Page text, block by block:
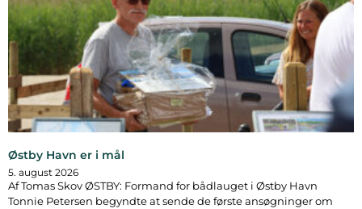
Østby Havn er i mål
5. august 2026
Af Tomas Skov ØSTBY: Formand for bådlauget i Østby Havn
Tonnie Petersen begyndte at sende de første ansøgninger om